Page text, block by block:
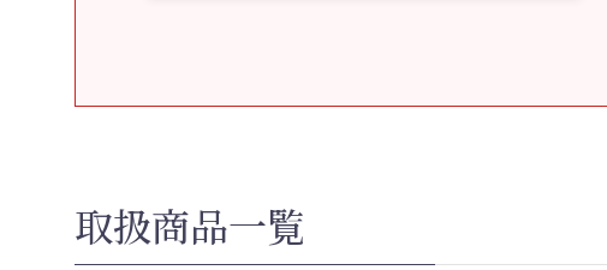
取扱商品一覧